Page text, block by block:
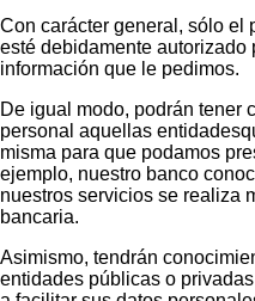
Con carácter general, sólo el
esté debidamente autorizado
información que le pedimos.
De igual modo, podrán tener
personal aquellas
misma para que podamos
ejemplo, nuestro banco
nuestros servicios se realiza
bancaria.
Asimismo, tendrán
entidades públicas o